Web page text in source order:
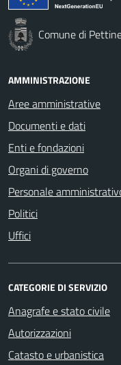
Comune di
AMMINISTRAZIONE
Aree amministrative
Documenti e dati
Enti e fondazioni
Organi di governo
Personale
Politici
Uffici
CATEGORIE DI SERVIZIO
Anagrafe e stato civile
Autorizzazioni
Catasto e urbanistica